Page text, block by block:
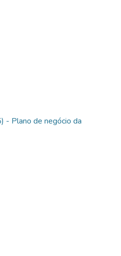
- Plano de negócio da